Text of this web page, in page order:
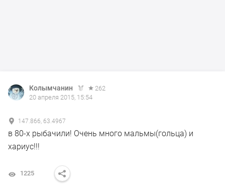
Колымчанин
262
20 апреля 2015, 15:54
147.866, 63.4967
в 80-х рыбачили! Очень много мальмы(гольца) и
хариус!!!
1225